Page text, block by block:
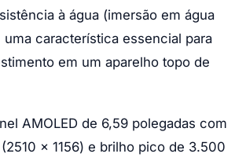
à água (imersão em água
característica essencial para
em um aparelho topo de
AMOLED de 6,59 polegadas com
x 1156) e brilho pico de 3.500